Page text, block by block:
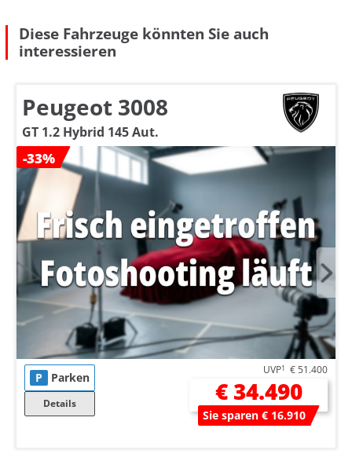
Diese Fahrzeuge könnten Sie auch
interessieren
Peugeot 3008
GT 1.2 Hybrid 145 Aut.
-33%
P Parken
Details
UVP1 € 51.400
€ 34.490
Sie sparen € 16.910